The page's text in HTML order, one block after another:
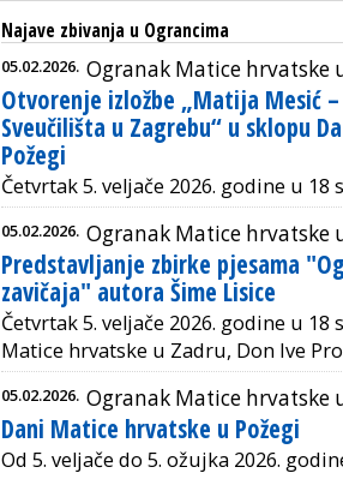
Najave zbivanja u Ograncima
05.02.2026. Ogranak Matice hrvatske
Otvorenje izložbe „Matija Mesić
Sveučilišta u Zagrebu“ u sklopu
Požegi
Četvrtak 5. veljače 2026. godine u 18
05.02.2026. Ogranak Matice hrvatske
Predstavljanje zbirke pjesama
zavičaja" autora Šime Lisice
Četvrtak 5. veljače 2026. godine u 18
Matice hrvatske u Zadru, Don Ive
05.02.2026. Ogranak Matice hrvatske
Dani Matice hrvatske u Požegi
Od 5. veljače do 5. ožujka 2026.